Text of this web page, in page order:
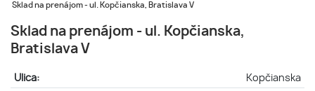
Sklad na prenájom - ul. Kopčianska, Bratislava V
Sklad na prenájom - ul. Kopčianska,
Bratislava V
Ulica:
Kopčianska